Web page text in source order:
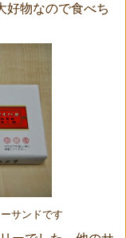
好物なので食べち
サンドです